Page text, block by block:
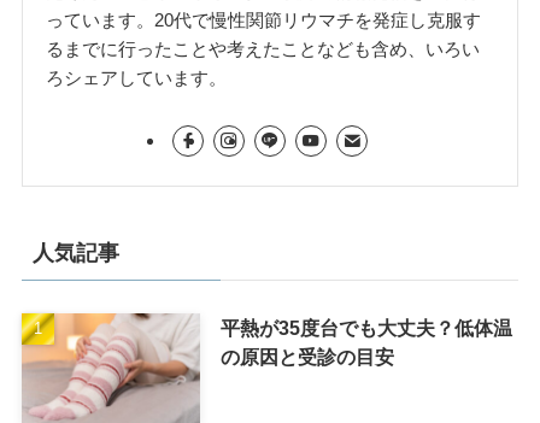
っています。20代で慢性関節リウマチを発症し克服す
るまでに行ったことや考えたことなども含め、いろい
ろシェアしています。
人気記事
平熱が35度台でも大丈夫？低体温
の原因と受診の目安